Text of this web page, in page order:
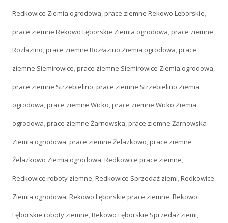
Redkowice Ziemia ogrodowa,prace ziemne Rekowo Lęborskie,
prace ziemne Rekowo Lęborskie Ziemia ogrodowa,prace ziemne
Rozłazino,prace ziemne Rozłazino Ziemia ogrodowa,prace
ziemne Siemirowice,prace ziemne Siemirowice Ziemia ogrodowa,
prace ziemne Strzebielino,prace ziemne Strzebielino Ziemia
ogrodowa,prace ziemne Wicko,prace ziemne Wicko Ziemia
ogrodowa,prace ziemne Żarnowska,prace ziemne Żarnowska
Ziemia ogrodowa,prace ziemne Żelazkowo,prace ziemne
Żelazkowo Ziemia ogrodowa,Redkowice prace ziemne,
Redkowice roboty ziemne,Redkowice Sprzedaż ziemi,Redkowice
Ziemia ogrodowa,Rekowo Lęborskie prace ziemne,Rekowo
Lęborskie roboty ziemne,Rekowo Lęborskie Sprzedaż ziemi,